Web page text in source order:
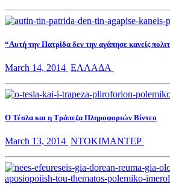
“Αυτή την Πατρίδα δεν την αγάπησε κανείς
March 14, 2014 ΕΛΛΑΔΑ
Ο Τέσλα και η Τράπεζα Πληροφοριών Βίντεο
March 13, 2014 ΝΤΟΚΙΜΑΝΤΕΡ